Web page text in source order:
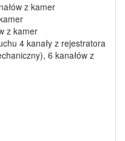
z kamer
z kamer
4 kanały z rejestratora
6 kanałów z